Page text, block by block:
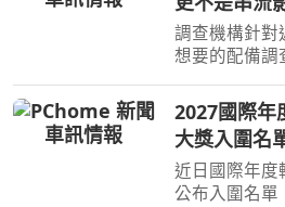
要的配備竟
調查機構針對
想要的配備調
想要的配備不
而竟然是加熱
2027國際年
大獎入圍名
角逐最後勝
近日國際年度
公布入圍名單